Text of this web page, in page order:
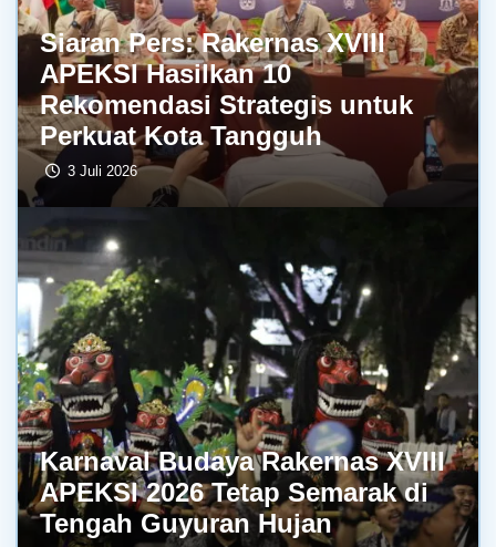
Siaran Pers: Rakernas XVIII
APEKSI Hasilkan 10
Rekomendasi Strategis untuk
Perkuat Kota Tangguh
3 Juli 2026
Karnaval Budaya Rakernas XVIII
APEKSI 2026 Tetap Semarak di
Tengah Guyuran Hujan